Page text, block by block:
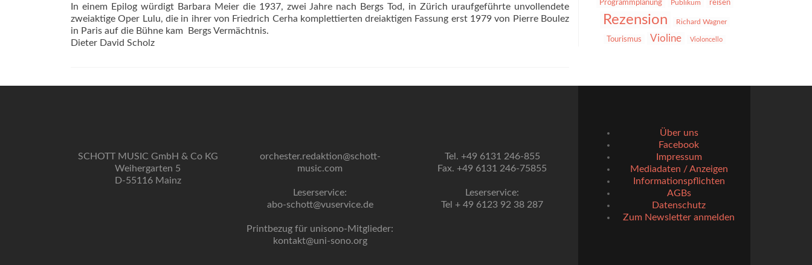
In einem Epilog würdigt Barbara Meier die 1937, zwei Jahre nach Bergs Tod, in Zürich uraufgeführte unvollendete
zweiaktige Oper Lulu, die in ihrer von Friedrich Cerha komplettierten dreiaktigen Fassung erst 1979 von Pierre Boulez
in Paris auf die Bühne kam  Bergs Vermächtnis.
Dieter David Scholz
Programmplanung Publikum reisen
Rezension Richard Wagner
Tourismus Violine Violoncello
SCHOTT MUSIC GmbH & Co KG
Weihergarten 5
D-55116 Mainz
orchester.redaktion@schott-
music.com
Leserservice:
abo-schott@vuservice.de
Printbezug für unisono-Mitglieder:
kontakt@uni-sono.org
Tel. +49 6131 246-855
Fax. +49 6131 246-75855
Leserservice:
Tel + 49 6123 92 38 287
Über uns
Facebook
Impressum
Mediadaten / Anzeigen
Informationspflichten
AGBs
Datenschutz
Zum Newsletter anmelden